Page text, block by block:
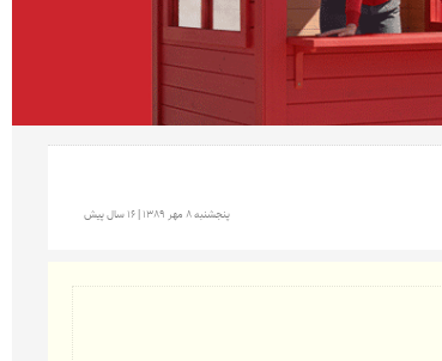
پنجشنبه 8 مهر 1389 | 16 سال پیش